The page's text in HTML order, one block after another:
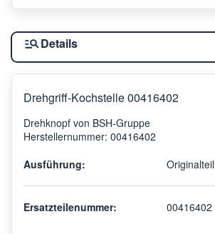
Details
Drehgriff-Kochstelle 00416402
Drehknopf von BSH-Gruppe
Herstellernummer: 00416402
Ausführung:
Originalteil
Ersatzteilenummer: 00416402